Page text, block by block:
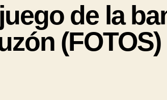
de la
(FOTOS)